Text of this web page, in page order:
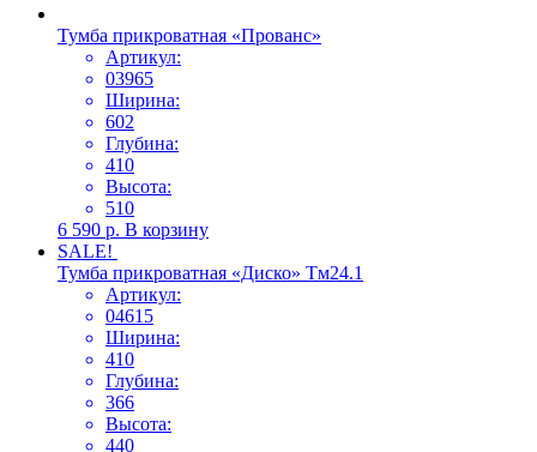
Тумба прикроватная «Прованс»
Артикул:
03965
Ширина:
602
Глубина:
410
Высота:
510
6 590 р. В корзину
SALE!
Тумба прикроватная «Диско» Тм24.1
Артикул:
04615
Ширина:
410
Глубина:
366
Высота:
440